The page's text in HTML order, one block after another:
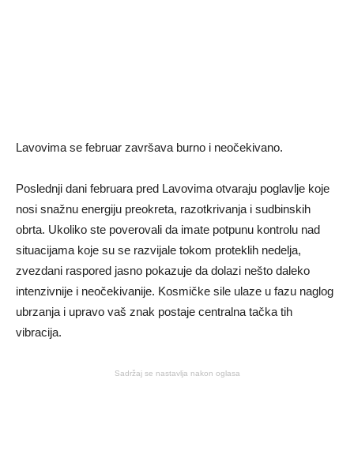
Lavovima se februar završava burno i neočekivano.
Poslednji dani februara pred Lavovima otvaraju poglavlje koje
nosi snažnu energiju preokreta, razotkrivanja i sudbinskih
obrta. Ukoliko ste poverovali da imate potpunu kontrolu nad
situacijama koje su se razvijale tokom proteklih nedelja,
zvezdani raspored jasno pokazuje da dolazi nešto daleko
intenzivnije i neočekivanije. Kosmičke sile ulaze u fazu naglog
ubrzanja i upravo vaš znak postaje centralna tačka tih
vibracija.
Sadržaj se nastavlja nakon oglasa